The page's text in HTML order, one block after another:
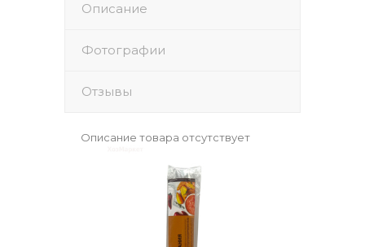
Описание
Фотографии
Отзывы
Описание товара отсутствует